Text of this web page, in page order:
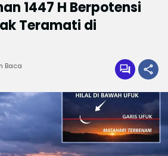
1447 H Berpotensi
Teramati di
Baca